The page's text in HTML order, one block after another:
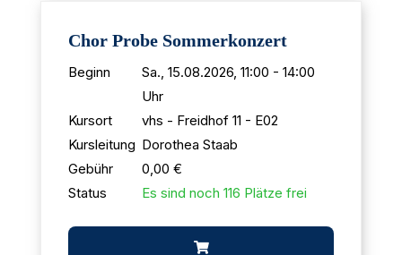
Chor Probe Sommerkonzert
Beginn
Sa., 15.08.2026, 11:00 - 14:00
Uhr
Kursort
vhs - Freidhof 11 - E02
Kursleitung Dorothea Staab
Gebühr
0,00 €
Status
Es sind noch 116 Plätze frei